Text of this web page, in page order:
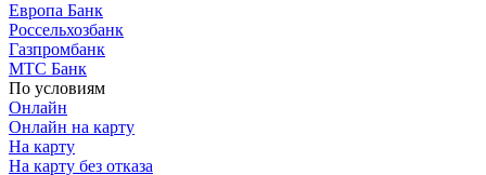
Европа Банк
Россельхозбанк
Газпромбанк
МТС Банк
По условиям
Онлайн
Онлайн на карту
На карту
На карту без отказа